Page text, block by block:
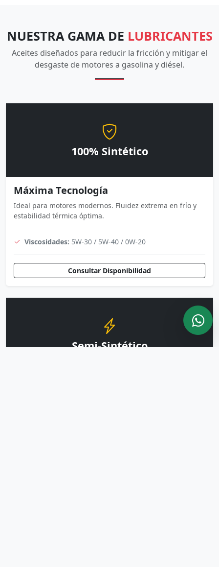
NUESTRA GAMA DE LUBRICANTES
Aceites diseñados para reducir la fricción y mitigar el
desgaste de motores a gasolina y diésel.
100% Sintético
Máxima Tecnología
Ideal para motores modernos. Fluidez extrema en frío y
estabilidad térmica óptima.
Viscosidades: 5W-30 / 5W-40 / 0W-20
Consultar Disponibilidad
Semi-Sintético